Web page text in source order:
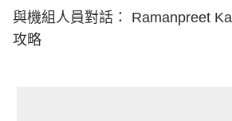
與機組人員對話： Ramanpreet
攻略